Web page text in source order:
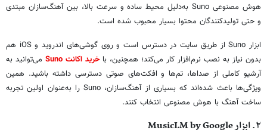
هوش مصنوعی Suno به‌دلیل محیط ساده و سرعت بالا، بین آهنگ‌سازان مبتدی
و حتی تولیدکنندگان محتوا بسیار محبوب شده است.
ابزار Suno از طریق سایت در دسترس است و روی گوشی‌های اندروید و iOS هم
بدون نیاز به نصب نرم‌افزار کار می‌کند؛ همچنین، با خرید اکانت Suno
می‌توانید به
آرشیو کاملی از صداها، تم‌ها و افکت‌های صوتی دسترسی داشته باشید. همین
ویژگی‌ها باعث شده‌اند که بسیاری از آهنگ‌سازان، Suno را به‌عنوان اولین تجربه
ساخت آهنگ با هوش مصنوعی انتخاب کنند.
۲. ابزار MusicLM by Google